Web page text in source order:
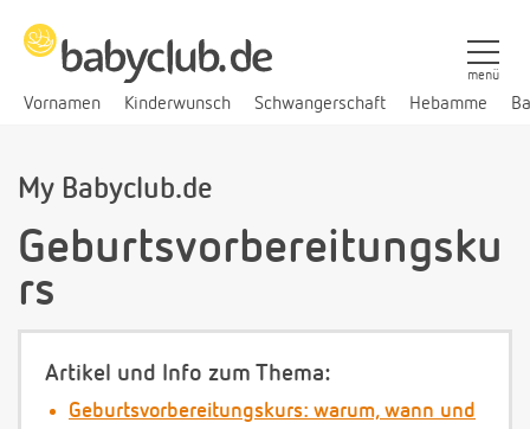
Vornamen Kinderwunsch Schwangerschaft Hebamme
menü
My Babyclub.de
Geburtsvorbereitungsku
rs
Artikel und Info zum Thema:
Geburtsvorbereitungskurs: warum, wann und